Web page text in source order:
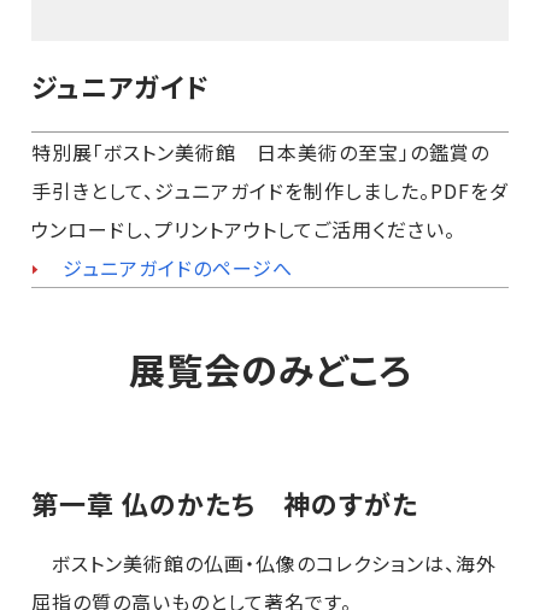
ジュニアガイド
特別展「ボストン美術館 日本美術の至宝」の鑑賞の
手引きとして、ジュニアガイドを制作しました。PDFをダ
ウンロードし、プリントアウトしてご活用ください。
ジュニアガイドのページへ
展覧会のみどころ
第一章 仏のかたち 神のすがた
ボストン美術館の仏画・仏像のコレクションは、海外
屈指の質の高いものとして著名です。